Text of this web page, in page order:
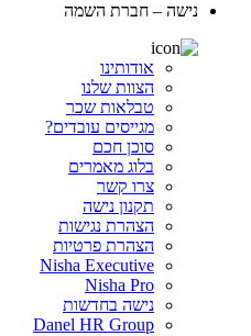
נישה – חברת השמה
אודותינו
הצוות שלנו
טבלאות שכר
מגייסים עובדים?
סוכן חכם
בלוג מאמרים
צרו קשר
תקנון נישה
הצהרת נגישות
הצהרת פרטיות
Nisha Executive
Nisha Pro
נישה בחדשות
Danel HR Group